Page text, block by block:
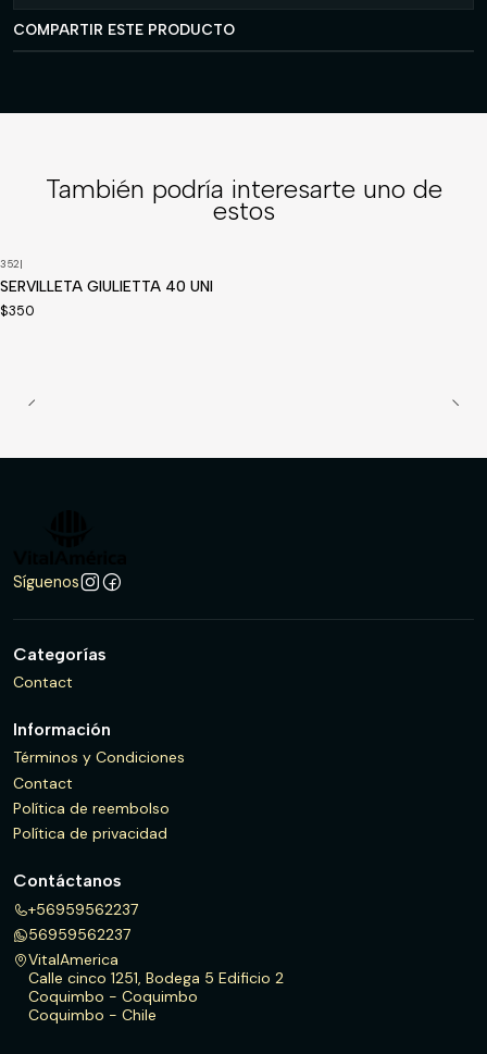
COMPARTIR ESTE PRODUCTO
También podría interesarte uno de
estos
352|
SERVILLETA GIULIETTA 40 UNI
$350
Síguenos
Categorías
Contact
Información
Términos y Condiciones
Contact
Política de reembolso
Política de privacidad
Contáctanos
+56959562237
56959562237
VitalAmerica
Calle cinco 1251, Bodega 5 Edificio 2
Coquimbo - Coquimbo
Coquimbo - Chile